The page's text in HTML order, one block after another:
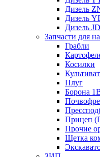
Дизель
Дизель
Дизель
Запчасти для
Грабли
Косилки
Плуг
Борона
Прицеп
Прочие
Щетка